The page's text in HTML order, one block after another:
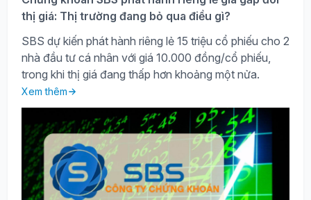
thị giá: Thị trường đang bỏ qua điều gì?
SBS dự kiến phát hành riêng lẻ 15 triệu cổ phiếu cho 2
nhà đầu tư cá nhân với giá 10.000 đồng/cổ phiếu,
trong khi thị giá đang thấp hơn khoảng một nửa.
Xem thêm